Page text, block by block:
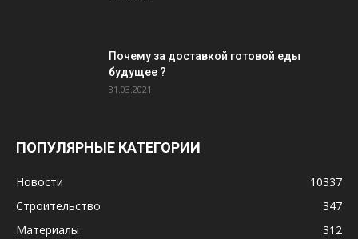
Почему за доставкой готовой еды
будущее ?
31.03.2021
ПОПУЛЯРНЫЕ КАТЕГОРИИ
Новости
10337
Строительство
347
Материалы
312